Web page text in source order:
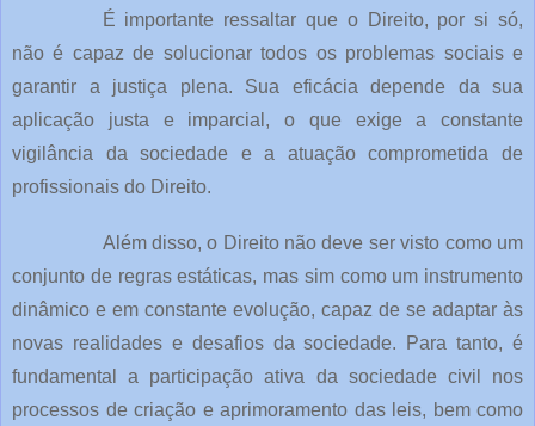
É importante ressaltar que o Direito, por si só,
não é capaz de solucionar todos os problemas sociais e
garantir a justiça plena. Sua eficácia depende da sua
aplicação justa e imparcial, o que exige a constante
vigilância da sociedade e a atuação comprometida de
profissionais do Direito.
Além disso, o Direito não deve ser visto como um
conjunto de regras estáticas, mas sim como um instrumento
dinâmico e em constante evolução, capaz de se adaptar às
novas realidades e desafios da sociedade. Para tanto, é
fundamental a participação ativa da sociedade civil nos
processos de criação e aprimoramento das leis, bem como